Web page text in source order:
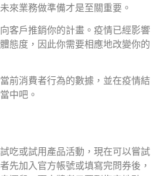
來業務做準備才是至關重要。
客戶推銷你的計畫。疫情已經影響
態度，因此你需要相應地改變你的
前消費者行為的數據，並在疫情結
中吧。
吃或試用產品活動，現在可以嘗試
先加入官方帳號或填寫完問券後，